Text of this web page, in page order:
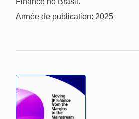
Année de publication: 2025